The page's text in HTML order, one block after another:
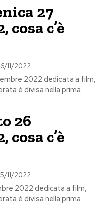
27
cosa c’è
11/2022
2022 dedicata a film,
è divisa nella prima
26
cosa c’è
11/2022
2022 dedicata a film,
è divisa nella prima